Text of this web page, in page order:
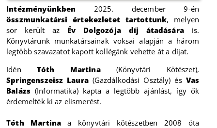
Intézményünkben 2025. december 9-én
összmunkatársi értekezletet tartottunk, melyen
sor került az Év Dolgozója díj átadásárais.
Könyvtárunk munkatársainak voksai alapján a három
legtöbb szavazatot kapott kollégánk vehette át a díjat.
Idén Tóth Martina(Könyvtári Kötészet),
Springenszeisz Laura(Gazdálkodási Osztály) és Vas
Balázs (Informatika) kapta a legtöbb ajánlást, így ők
érdemelték ki az elismerést.
Tóth Martina a könyvtári kötészetben 2008 óta